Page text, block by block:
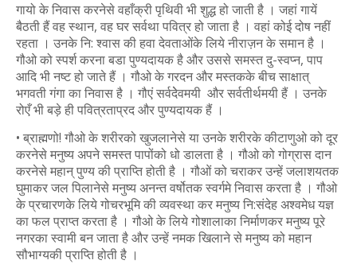
गायो के निवास करनेसे वहाँक्री पृथिवी भी शुद्ध हो जाती है । जहां गायें
बैठती हैं वह स्थान, वह घर सर्वथा पवित्र हो जाता है । वहां कोई दोष नहीं
रहता । उनके नि: श्वास की हवा देवताओंके लिये नीराज़न के समान है ।
गौओ को स्पर्श करना बडा पुण्यदायक है और उससे समस्त दु-स्वप्न, पाप
आदि भी नष्ट हो जाते हैं । गौओ के गरदन और मस्तकके बीच साक्षात्
भगवती गंगा का निवास है । गौएं सर्वदेेवमयी और सर्वतीर्थमयी हैं । उनके
रोएँ भी बड़े ही पवित्रताप्रद और पुण्यदायक हैं ।
• ब्राह्मणो! गौओ के शरीरको खुजलानेसे या उनके शरीरके कीटाणुओ को दूर
करनेसे मनुष्य अपने समस्त पापोंको धो डालता है । गौओ को गोग्रास दान
करनेसे महान् पुण्य की प्राप्ति होती है । गौओं को चराकर उन्हें जलाशयतक
घुमाकर जल पिलानेसे मनुष्य अनन्त वर्षोतक स्वर्गमे निवास करता है । गौओ
के प्रचारणके लिये गोचरभूमि की व्यवस्था कर मनुष्य नि:संदेह अश्वमेध यज्ञ
का फल प्राप्त करता है । गौओ के लिये गोशालाका निर्माणकर मनुष्य पूरे
नगरका स्वामी बन जाता है और उन्हें नमक खिलाने से मनुष्य को महान
सौभाग्यकी प्राप्ति होती है ।